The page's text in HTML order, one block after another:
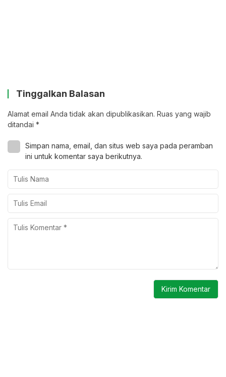
Tinggalkan Balasan
Alamat email Anda tidak akan dipublikasikan. Ruas yang wajib
ditandai *
Simpan nama, email, dan situs web saya pada peramban
ini untuk komentar saya berikutnya.